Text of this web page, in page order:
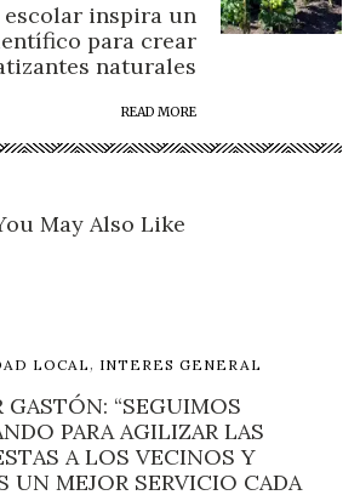
inspira un
para crear
naturales
READ MORE
May Also Like
LOCAL , INTERES GENERAL
GASTÓN: “SEGUIMOS
PARA AGILIZAR LAS
A LOS VECINOS Y
UN MEJOR SERVICIO CADA